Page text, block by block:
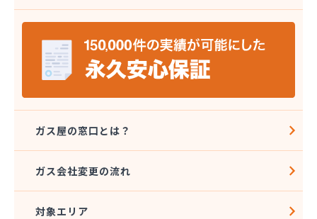
株式会社八代協同ガス配送センター
株式会社野田住宅産業
関本プロパン商店
岩崎プロパン
岩谷産業株式会社 エネルギー熊本支店
吉田屋商店
吉武産業株式会社
宮本利一プロパン店
橋口商店
玉名LPガス保安センター
ガス屋の窓口とは？
ガス会社変更の流れ
対象エリア